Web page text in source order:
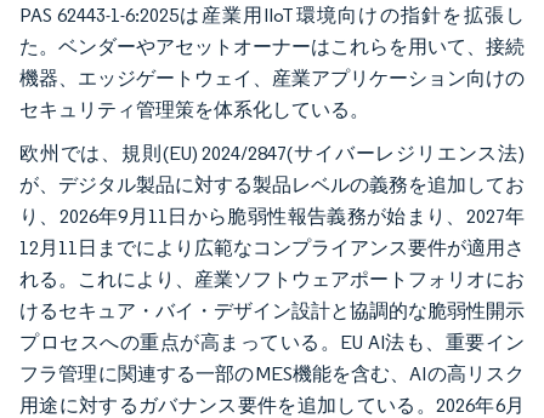
PAS 62443-1-6:2025は産業用IIoT環境向けの指針を拡張し
た。ベンダーやアセットオーナーはこれらを用いて、接続
機器、エッジゲートウェイ、産業アプリケーション向けの
セキュリティ管理策を体系化している。
欧州では、規則(EU) 2024/2847(サイバーレジリエンス法)
が、デジタル製品に対する製品レベルの義務を追加してお
り、2026年9月11日から脆弱性報告義務が始まり、2027年
12月11日までにより広範なコンプライアンス要件が適用さ
れる。これにより、産業ソフトウェアポートフォリオにお
けるセキュア・バイ・デザイン設計と協調的な脆弱性開示
プロセスへの重点が高まっている。EU AI法も、重要イン
フラ管理に関連する一部のMES機能を含む、AIの高リスク
用途に対するガバナンス要件を追加している。2026年6月